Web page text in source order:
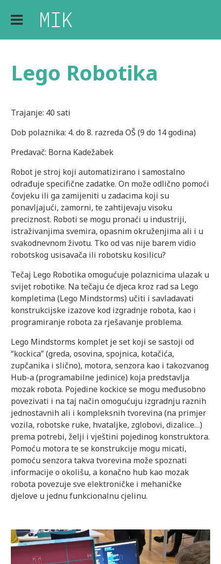
Lego Robotika
Trajanje: 40 sati
Dob polaznika: 4. do 8. razreda OŠ (9 do 14 godina)
Predavač: Borna Kadežabek
Robot je stroj koji automatizirano i samostalno
odrađuje specifične zadatke. On može odlično pomoći
čovjeku ili ga zamijeniti u zadacima koji su
ponavljajući, zamorni, te zahtijevaju visoku
preciznost. Roboti se mogu pronaći u industriji,
istraživanjima svemira, opasnim okruženjima ali i u
svakodnevnom životu. Tko od vas nije barem vidio
robotskog usisavača ili robotsku kosilicu?
Tečaj Lego Robotika omogućuje polaznicima ulazak u
svijet robotike. Na tečaju će djeca kroz rad sa Lego
kompletima (Lego Mindstorms) učiti i savladavati
konstrukcijske izazove kod izgradnje robota, kao i
programiranje robota za rješavanje problema.
Lego Mindstorms komplet je set koji se sastoji od
“kockica” (greda, osovina, spojnica, kotačića,
zupčanika i slično), motora, senzora kao i takozvanog
Hub-a (programabilne jedinice) koja predstavlja
mozak robota. Pojedine kockice se mogu međusobno
povezivati i na taj način omogućuju izgradnju raznih
jednostavnih ali i kompleksnih tvorevina (na primjer
vozila, robotske ruke, hvataljke, zglobovi, dizalice…)
prema potrebi, želji i vještini pojedinog konstruktora.
Pomoću motora te se konstrukcije mogu micati,
pomoću senzora takva tvorevina može spoznati
informacije o okolišu, a konačno hub kao mozak
robota povezuje sve elektroničke i mehaničke
djelove u jednu funkcionalnu cjelinu.